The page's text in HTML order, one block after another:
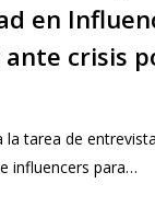
en
crisis
la tarea de
influencers para…